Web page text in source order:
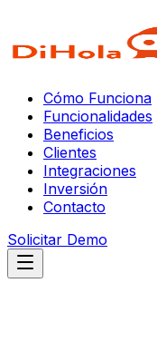
Cómo Funciona
Funcionalidades
Beneficios
Clientes
Integraciones
Inversión
Contacto
Solicitar Demo